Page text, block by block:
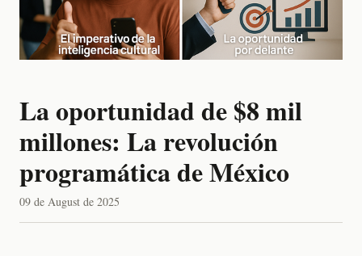
La oportunidad de $8 mil
millones: La revolución
programática de México
09 de August de 2025